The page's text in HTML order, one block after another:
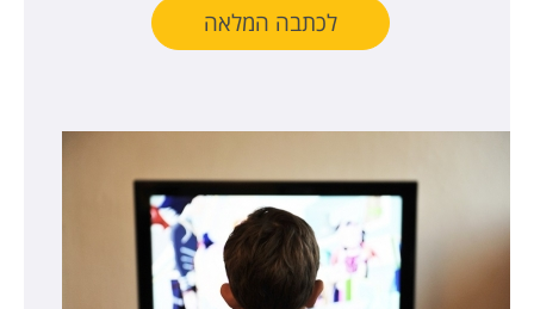
לכתבה המלאה